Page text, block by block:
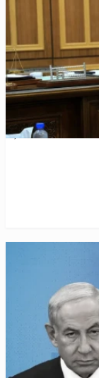
والالتزام